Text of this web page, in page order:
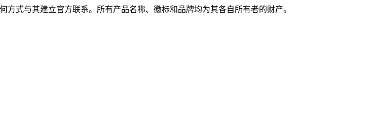
方式与其建立官方联系。所有产品名称、徽标和品牌均为其各自所有者的财产。